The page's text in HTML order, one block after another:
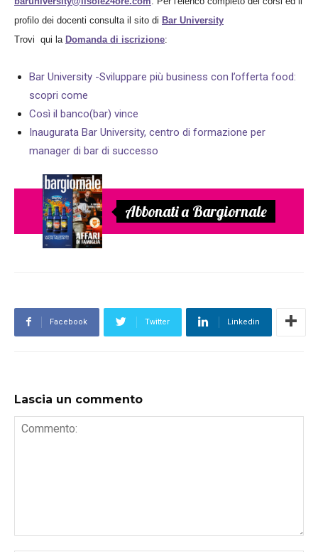
profilo dei docenti consulta il sito di Bar University
Trovi qui la Domanda di iscrizione:
Bar University -Sviluppare più business con l’offerta food:
scopri come
Così il banco(bar) vince
Inaugurata Bar University, centro di formazione per
manager di bar di successo
Abbonati a Bargiornale
Facebook Twitter Linkedin
Lascia un commento